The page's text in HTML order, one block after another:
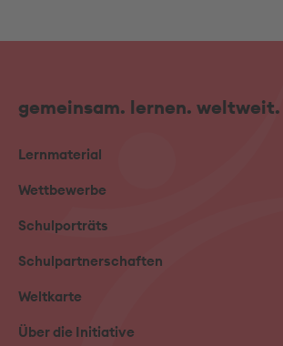
gemeinsam. lernen. weltweit.
Lernmaterial
Wettbewerbe
Schulporträts
Schulpartnerschaften
Weltkarte
Über die Initiative